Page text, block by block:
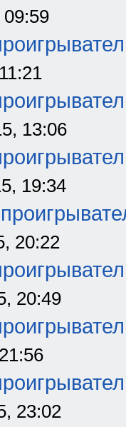
13:06
19:34
20:22
20:49
23:02